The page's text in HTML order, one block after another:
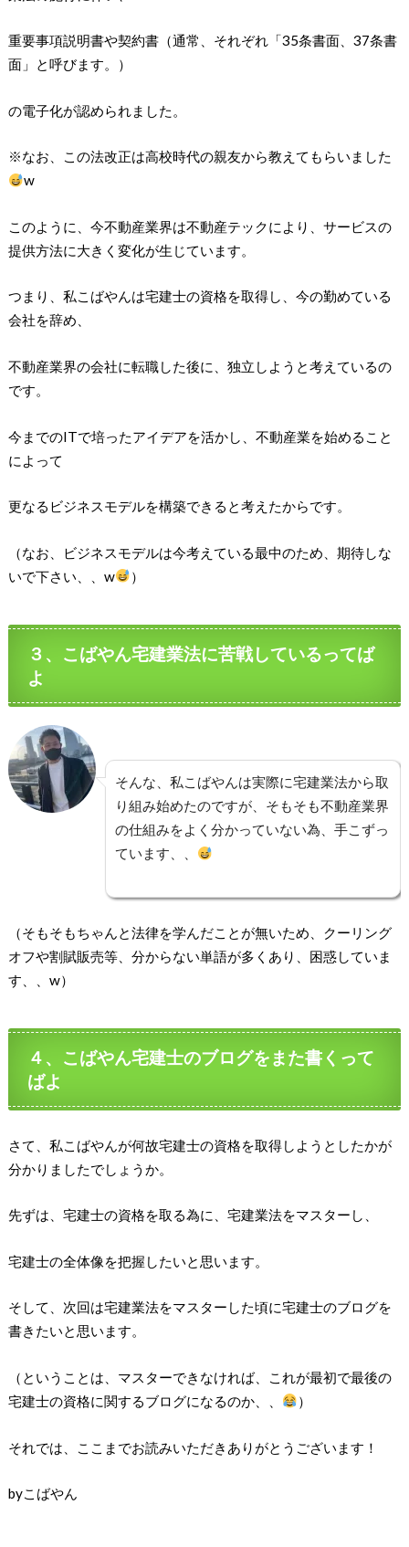
重要事項説明書や契約書（通常、それぞれ「35条書面、37条書
面」と呼びます。）
の電子化が認められました。
※なお、この法改正は高校時代の親友から教えてもらいました
w
このように、今不動産業界は不動産テックにより、サービスの
提供方法に大きく変化が生じています。
つまり、私こばやんは宅建士の資格を取得し、今の勤めている
会社を辞め、
不動産業界の会社に転職した後に、独立しようと考えているの
です。
今までのITで培ったアイデアを活かし、不動産業を始めること
によって
更なるビジネスモデルを構築できると考えたからです。
（なお、ビジネスモデルは今考えている最中のため、期待しな
いで下さい、、w
）
３、こばやん宅建業法に苦戦しているってば
よ
そんな、私こばやんは実際に宅建業法から取
り組み始めたのですが、そもそも不動産業界
の仕組みをよく分かっていない為、手こずっ
ています、、
（そもそもちゃんと法律を学んだことが無いため、クーリング
オフや割賦販売等、分からない単語が多くあり、困惑していま
す、、w）
４、こばやん宅建士のブログをまた書くって
ばよ
さて、私こばやんが何故宅建士の資格を取得しようとしたかが
分かりましたでしょうか。
先ずは、宅建士の資格を取る為に、宅建業法をマスターし、
宅建士の全体像を把握したいと思います。
そして、次回は宅建業法をマスターした頃に宅建士のブログを
書きたいと思います。
（ということは、マスターできなければ、これが最初で最後の
宅建士の資格に関するブログになるのか、、
）
それでは、ここまでお読みいただきありがとうございます！
byこばやん